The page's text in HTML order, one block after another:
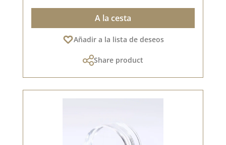
A la cesta
Añadir a la lista de deseos
Share product